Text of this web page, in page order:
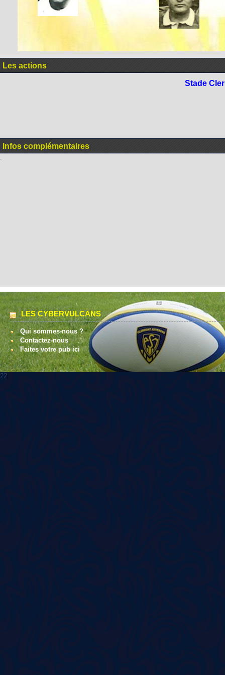
Les actions
Stade
Infos complémentaires
.
LES CYBERVULCANS
Qui sommes-nous ?
Contactez-nous
Faites votre pub ici
22